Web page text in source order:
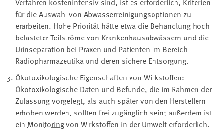
für die Auswahl von Abwasserreinigungsoptionen zu
erarbeiten. Hohe Priorität hätte etwa die Behandlung hoch
belasteter Teilströme von Krankenhausabwässern und die
Urinseparation bei Praxen und Patienten im Bereich
Radiopharmazeutika und deren sichere Entsorgung.
Ökotoxikologische Eigenschaften von Wirkstoffen:
Ökotoxikologische Daten und Befunde, die im Rahmen der
Zulassung vorgelegt, als auch später von den Herstellern
erhoben werden, sollten frei zugänglich sein; außerdem ist
ein Monitoringvon Wirkstoffen in der Umwelt erforderlich.